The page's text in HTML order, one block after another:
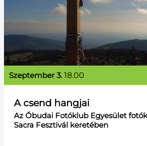
A csend hangjai
Az Óbudai Fotóklub Egyesület
Sacra Fesztivál keretében
szeptember 3. 18.00